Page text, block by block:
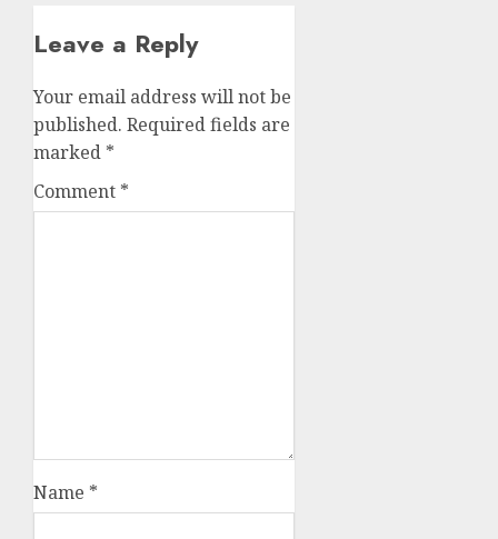
Leave a Reply
Your email address will not be
published. Required fields are
marked *
Comment *
Name *